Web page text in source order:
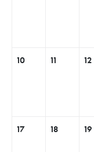
10 11 12
17 18 19